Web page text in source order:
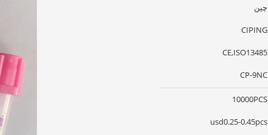
چین
CIPING
CE,ISO13485
CP-9NC
10000PCS
usd0.25-0.45pcs